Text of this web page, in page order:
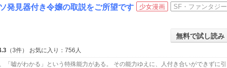
少女漫画 SF・ファンタジー
発見器付き令嬢の取説をご所望です
無料で試し読み
（3件）
お気に入り：756人
「嘘がわかる」という特殊能力がある。 その能力ゆえに、人付き合いができずに引